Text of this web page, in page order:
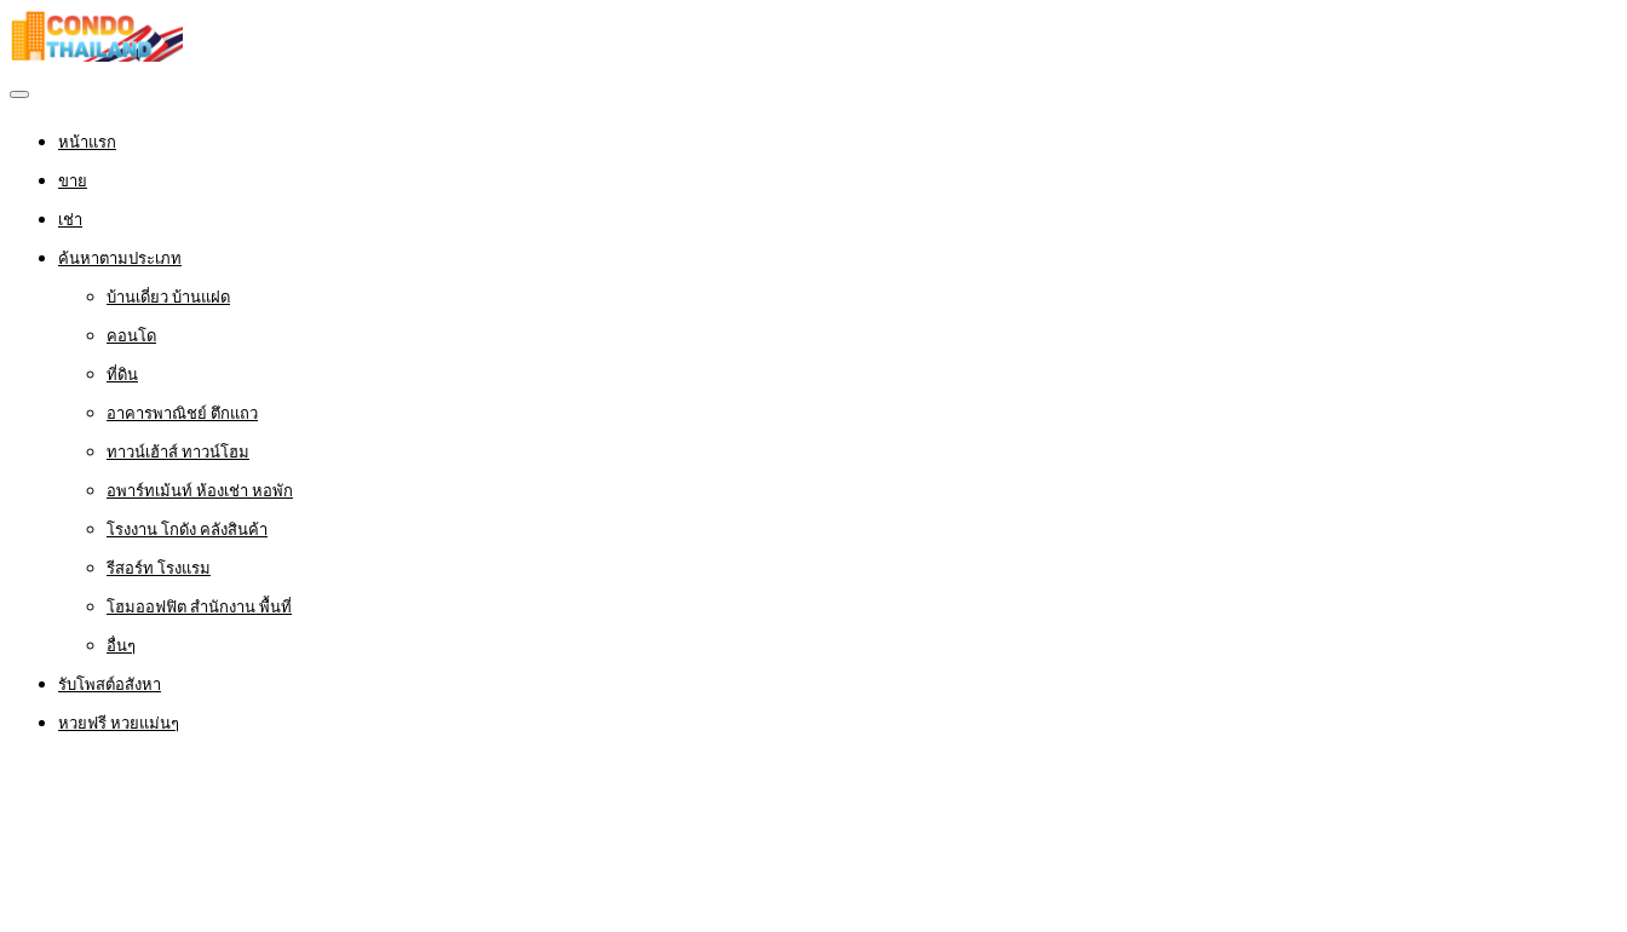
หน้าแรก
ขาย
เช่า
ค้นหาตามประเภท
บ้านเดี่ยว บ้านแฝด
คอนโด
ที่ดิน
อาคารพาณิชย์ ตึกแถว
ทาวน์เฮ้าส์ ทาวน์โฮม
อพาร์ทเม้นท์ ห้องเช่า หอพัก
โรงงาน โกดัง คลังสินค้า
รีสอร์ท โรงแรม
โฮมออฟฟิต สำนักงาน พื้นที่
อื่นๆ
รับโพสต์อสังหา
หวยฟรี หวยแม่นๆ